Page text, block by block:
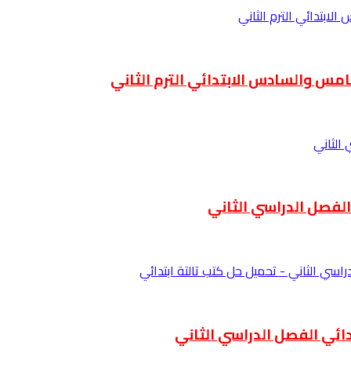
والسادس الابتدائي الترم الثاني
الدراسي الثاني
الفصل الدراسي الثاني